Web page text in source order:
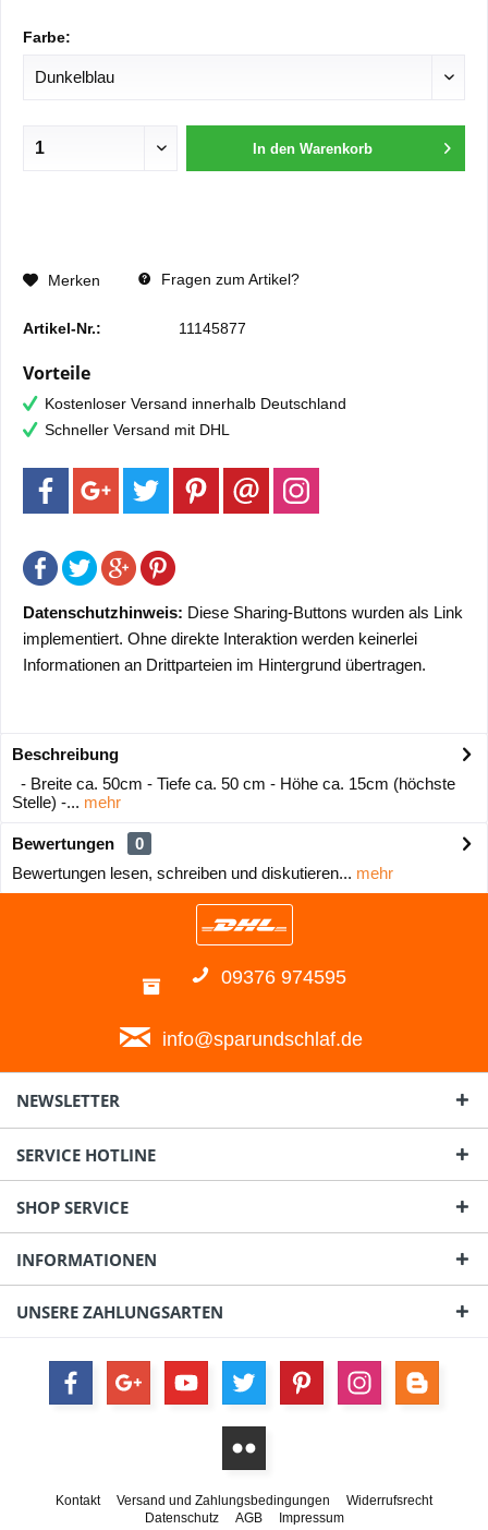
Farbe:
In den Warenkorb
Merken Fragen zum Artikel?
Artikel-Nr.: 11145877
Vorteile
Kostenloser Versand innerhalb Deutschland
Schneller Versand mit DHL
Datenschutzhinweis: Diese Sharing-Buttons wurden als Link
implementiert. Ohne direkte Interaktion werden keinerlei
Informationen an Drittparteien im Hintergrund übertragen.
Beschreibung
- Breite ca. 50cm - Tiefe ca. 50 cm - Höhe ca. 15cm (höchste
Stelle) -... mehr
Bewertungen
0
Bewertungen lesen, schreiben und diskutieren... mehr
09376 974595
info@sparundschlaf.de
NEWSLETTER
SERVICE HOTLINE
SHOP SERVICE
INFORMATIONEN
UNSERE ZAHLUNGSARTEN
Kontakt Versand und Zahlungsbedingungen
Widerrufsrecht
Datenschutz
AGB Impressum